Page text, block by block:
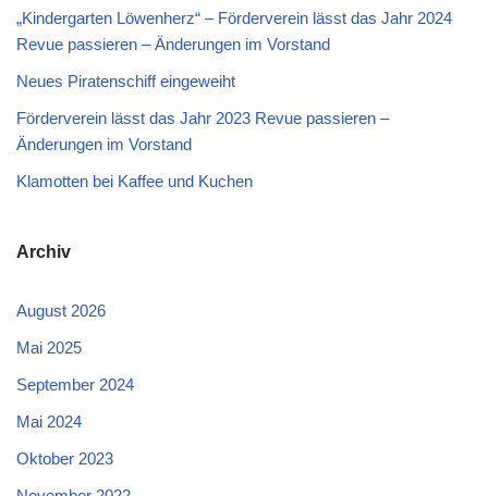
„Kindergarten Löwenherz“ – Förderverein lässt das Jahr 2024
Revue passieren – Änderungen im Vorstand
Neues Piratenschiff eingeweiht
Förderverein lässt das Jahr 2023 Revue passieren –
Änderungen im Vorstand
Klamotten bei Kaffee und Kuchen
Archiv
August 2026
Mai 2025
September 2024
Mai 2024
Oktober 2023